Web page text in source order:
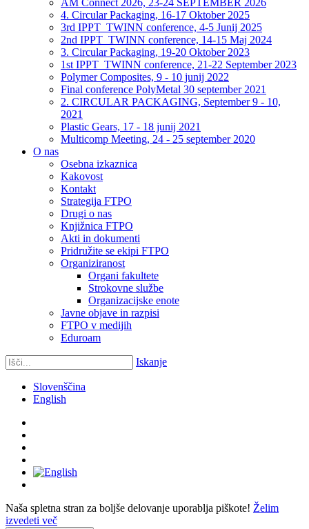
AM Connect 2026, 23-24 SEPTEMBER 2026
4. Circular Packaging, 16-17 Oktober 2025
3rd IPPT_TWINN conference, 4-5 Junij 2025
2nd IPPT_TWINN conference, 14-15 Maj 2024
3. Circular Packaging, 19-20 Oktober 2023
1st IPPT_TWINN conference, 21-22 September 2023
Polymer Composites, 9 - 10 junij 2022
Final conference PolyMetal 30 september 2021
2. CIRCULAR PACKAGING, September 9 - 10,
2021
Plastic Gears, 17 - 18 junij 2021
Multicomp Meeting, 24 - 25 september 2020
O nas
Osebna izkaznica
Kakovost
Kontakt
Strategija FTPO
Drugi o nas
Knjižnica FTPO
Akti in dokumenti
Pridružite se ekipi FTPO
Organiziranost
Organi fakultete
Strokovne službe
Organizacijske enote
Javne objave in razpisi
FTPO v medijih
Eduroam
Iskanje
Slovenščina
English
Naša spletna stran za boljše delovanje uporablja piškote! Želim
izvedeti več